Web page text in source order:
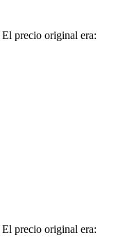
El precio original era:
El precio original era: